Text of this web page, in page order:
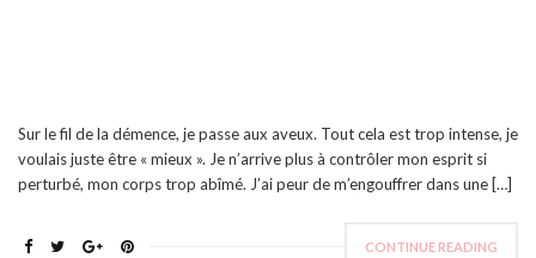
Sur le fil de la démence, je passe aux aveux. Tout cela est trop intense, je
voulais juste être « mieux ». Je n’arrive plus à contrôler mon esprit si
perturbé, mon corps trop abîmé. J’ai peur de m’engouffrer dans une […]
CONTINUE READING